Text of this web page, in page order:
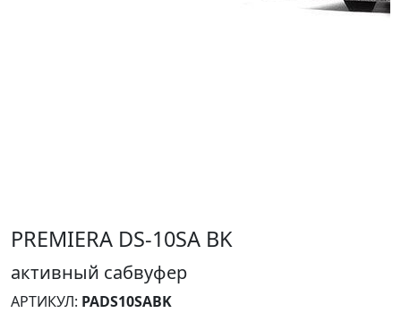
PREMIERA DS-10SA BK
активный сабвуфер
АРТИКУЛ: PADS10SABK